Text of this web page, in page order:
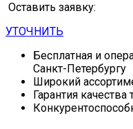
Оставить заявку:
УТОЧНИТЬ
Бесплатная и
Санкт-Петербургу
Широкий
Гарантия